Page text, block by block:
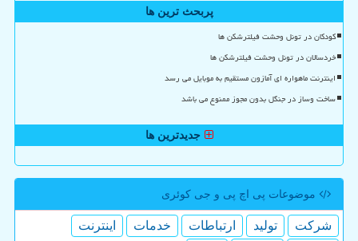
پربحث ترین ها
کودکان در تونل وحشت فیلترشکن ها
خردسالان در تونل وحشت فیلترشکن ها
اینترنت ماهواره ای آمازون مستقیم به موبایل می رسد
ساخت وساز در جنگل بدون مجوز ممنوع می باشد
جدیدترین ها
موضوعات پی اچ پی و جی كوئری
شركت تولید ارتباطات خدمات
اینترنت